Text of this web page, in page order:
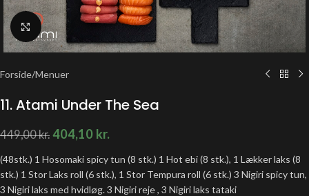
Klik for at forstørre
Forside/Menuer
11. Atami Under The Sea
449,00kr. 404,10 kr.
(48stk.) 1 Hosomaki spicy tun (8 stk.) 1 Hot ebi (8 stk.), 1 Lækker laks (8
stk.) 1 Stor Laks roll (6 stk.), 1 Stor Tempura roll (6 stk.) 3 Nigiri spicy tun,
3 Nigiri laks med hvidløg. 3 Nigiri reje , 3 Nigiri laks tataki